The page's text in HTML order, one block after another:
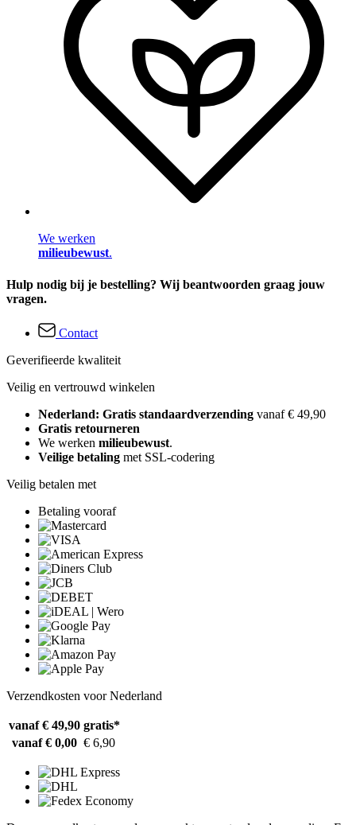
We werken
milieubewust.
Hulp nodig bij je bestelling? Wij beantwoorden graag jouw
vragen.
Contact
Geverifieerde kwaliteit
Veilig en vertrouwd winkelen
Nederland: Gratis standaardverzending vanaf € 49,90
Gratis retourneren
We werken milieubewust.
Veilige betaling met SSL-codering
Veilig betalen met
Betaling vooraf
Verzendkosten voor Nederland
vanaf € 49,90 gratis*
vanaf € 0,00 € 6,90